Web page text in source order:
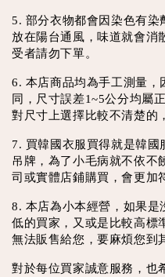
5. 部分衣物都會因染色有染
放在陽台通風，味道就會消
受者請勿下單。
6. 本店商品均為手工測量，
同，尺寸誤差1~5公分均屬
對尺寸上選擇比較不清楚的
7. 買韓國衣服買得就是韓國
吊牌，為了小毛病就不依不
司或實體店鋪購買，會更加
8. 本店為小本經營，如果是
低的買家，又或是比較高標
無法販售給您，要麻煩您到
對於每位買家誠意服務，也